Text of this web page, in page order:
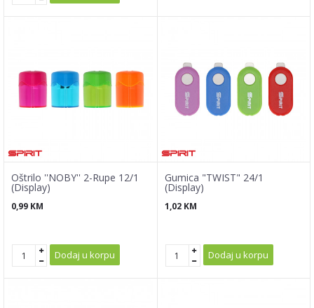
Oštrilo ''NOBY'' 2-Rupe 12/1
(Display)
0,99 KM
Dodaj u korpu
Gumica "TWIST" 24/1
(Display)
1,02 KM
Dodaj u korpu